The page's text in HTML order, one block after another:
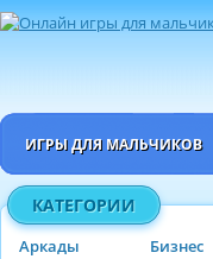
ИГРЫ ДЛЯ МАЛЬЧИКОВ
КАТЕГОРИИ
Аркады
Бизнес